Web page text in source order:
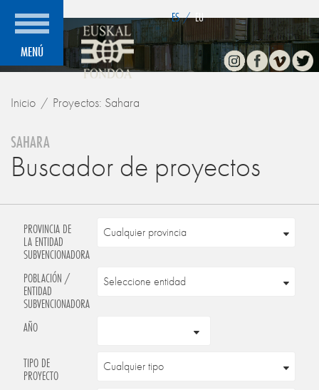
MENÚ
ES / EU
InstagramFacebook
Vimeo
Inicio Proyectos: Sahara
SAHARA
Buscador de proyectos
PROVINCIA DE
LA ENTIDAD
SUBVENCIONADORA
POBLACIÓN /
ENTIDAD
SUBVENCIONADORA
AÑO
TIPO DE
PROYECTO